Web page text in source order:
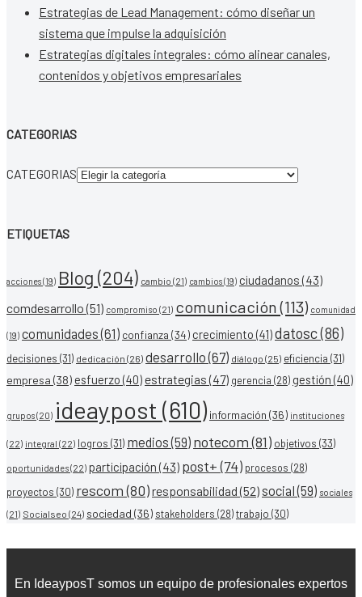
Estrategias de Lead Management: cómo diseñar un
sistema que impulse la adquisición
Estrategias digitales integrales: cómo alinear canales,
contenidos y objetivos empresariales
CATEGORIAS
CATEGORIAS
ETIQUETAS
acciones(19) Blog (204) cambio (21) cambios(19) ciudadanos (43)
comdesarrollo(51) compromiso (21) comunicación(113) comunidad
(19) comunidades(61) confianza (34) crecimiento (41)datosc(86)
decisiones (31) dedicación (26) desarrollo(67) diálogo (25) eficiencia (31)
empresa (38) esfuerzo (40)estrategias(47) gerencia (28) gestión (40)
grupos(20) ideaypost (610) información (36) instituciones
(22) integral (22) logros (31) medios(59) notecom(81) objetivos (33)
oportunidades(22) participación (43) post+(74) procesos (28)
proyectos (30) rescom(80)responsabilidad(52)social(59) sociales
(21) Socialseo (24) sociedad (36) stakeholders (28)trabajo (30)
En IdeayposT somos un equipo de profesionales expertos